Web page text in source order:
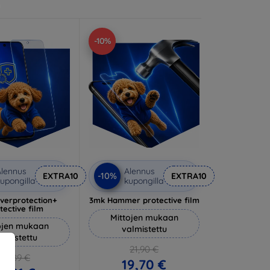
EXTRA10
film
mukaan
20,89 €
-10%
-10%
Alennus
kupongilla
EXTRA10
3mk Hammer protective film
Mittojen mukaan
valmistettu
21,90 €
19,70 €